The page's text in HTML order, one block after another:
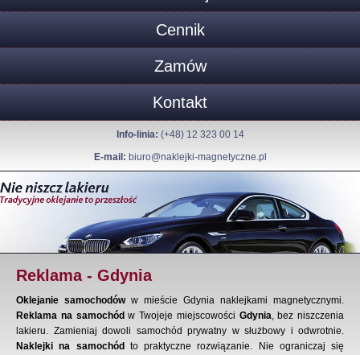
Cennik
Zamów
Kontakt
Info-linia: (+48) 12 323 00 14
E-mail: biuro@naklejki-magnetyczne.pl
Reklama - Gdynia
Oklejanie samochodóww mieście Gdynia naklejkami magnetycznymi.
Reklama na samochód w Twojeje miejscowości Gdynia, bez niszczenia
lakieru. Zamieniaj dowoli samochód prywatny w służbowy i odwrotnie.
Naklejki na samochód
to praktyczne rozwiązanie. Nie ograniczaj się